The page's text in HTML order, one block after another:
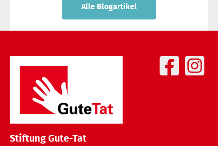
Alle Blogartikel
Stiftung Gute-Tat